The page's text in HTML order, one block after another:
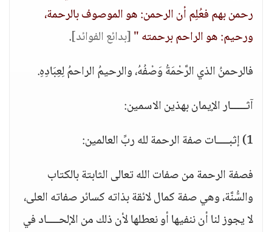
رحمن بهم فعُلِم أن الرحمن: هو الموصوف بالرحمة،
ورحيم: هو الراحم برحمته "[بدائع الفوائد].
فالرحمنُ الذي الرَّحْمَةُ وَصْفُهُ، والرحيمُ الراحمُ لِعِبَادِهِ.
آثـــــار الإيمان بهذين الاسمين:
1) إثبــــات صفة الرحمة لله ربِّ العالمين:
فصفة الرحمة من صفات الله تعالى الثابتة بالكتاب
والسُّنَّة، وهي صفة كمال لائقة بذاته كسائر صفاته العلى،
لا يجوز لنا أن ننفيها أو نعطلها لأن ذلك من الإلحــــاد في